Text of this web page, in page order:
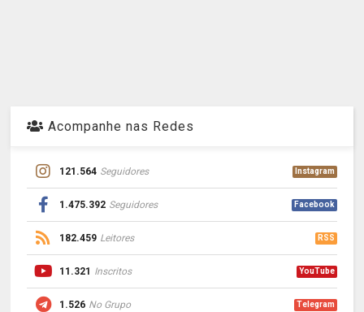
Acompanhe nas Redes
121.564 Seguidores Instagram
1.475.392 Seguidores Facebook
182.459 Leitores RSS
11.321 Inscritos YouTube
1.526 No Grupo Telegram